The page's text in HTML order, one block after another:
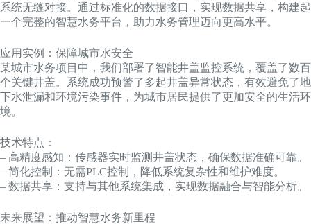
系统无缝对接。通过标准化的数据接口，实现数据共享，构建起
一个完整的智慧水务平台，助力水务管理迈向更高水平。
应用实例：保障城市水安全
某城市水务项目中，我们部署了智能井盖监控系统，覆盖了数百
个关键井盖。系统成功预警了多起井盖异常状态，有效避免了地
下水泄漏和环境污染事件，为城市居民提供了更加安全的生活环
境。
技术特点：
– 高精度感知：传感器实时监测井盖状态，确保数据准确可靠。
– 简化控制：无需PLC控制，降低系统复杂性和维护难度。
– 数据共享：支持与其他系统集成，实现数据融合与智能分析。
未来展望：推动智慧水务新里程